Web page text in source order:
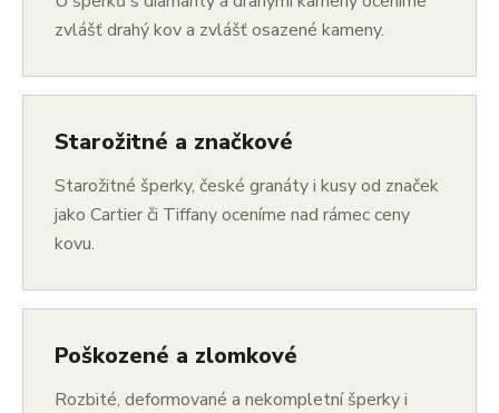
zvlášť drahý kov a zvlášť osazené kameny.
Starožitné a značkové
Starožitné šperky, české granáty i kusy od značek
jako Cartier či Tiffany oceníme nad rámec ceny
kovu.
Poškozené a zlomkové
Rozbité, deformované a nekompletní šperky i